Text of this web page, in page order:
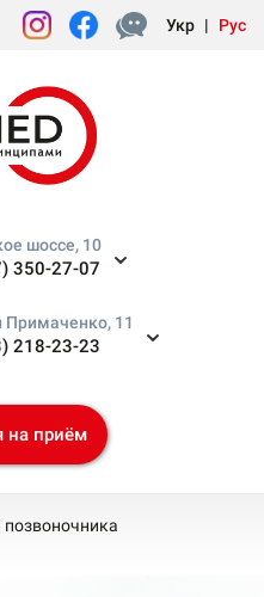
Укр | Рус
шоссе, 10
350-27-07
Примаченко, 11
218-23-23
на приём